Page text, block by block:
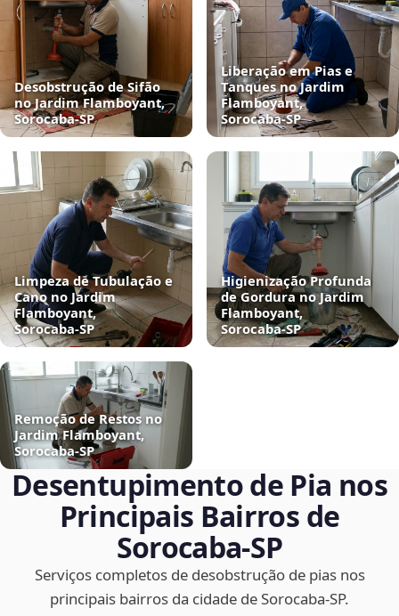
Desobstrução de Sifão
no Jardim Flamboyant,
Sorocaba‑SP
Liberação em Pias e
Tanques no Jardim
Flamboyant,
Sorocaba‑SP
Limpeza de Tubulação e
Cano no Jardim
Flamboyant,
Sorocaba‑SP
Higienização Profunda
de Gordura no Jardim
Flamboyant,
Sorocaba‑SP
Remoção de Restos no
Jardim Flamboyant,
Sorocaba‑SP
Desentupimento de Pia nos
Principais Bairros de
Sorocaba‑SP
Serviços completos de desobstrução de pias nos
principais bairros da cidade de Sorocaba‑SP.